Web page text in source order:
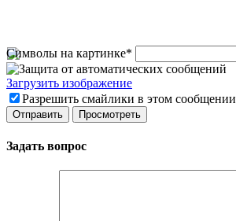
Символы на картинке*
Загрузить изображение
Разрешить смайлики в этом сообщении
Задать вопрос